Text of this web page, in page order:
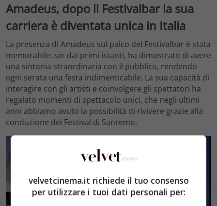
Amadeus, dopo il Festivalbar la sua
carriera è diventata unica in Italia
La presenza di Amadeus sul palco del Festivalbar è stata
memorabile: sin dai primi istanti, ha dimostrato di avere
una sintonia straordinaria con il pubblico, rendendo
ogni serata una festa indimenticabile. La sua capacità di
interagire con gli artisti e coinvolgere gli spettatori ha
regalato momenti di spettacolo unici, che negli ultimi
anni abbiamo avuto la possibilità di rivivere grazie alla
conduzione del Festival di Sanremo.
velvetcinema.it richiede il tuo consenso
per utilizzare i tuoi dati personali per: